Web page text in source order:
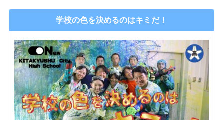
学校の色を決めるのはキミだ！